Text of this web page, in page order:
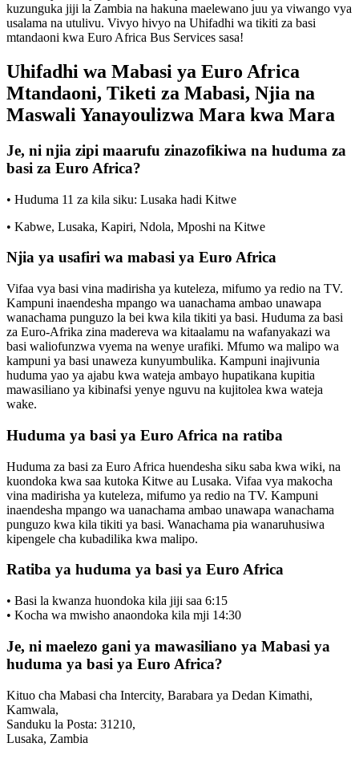
kuzunguka jiji la Zambia na hakuna maelewano juu ya viwango vya
usalama na utulivu. Vivyo hivyo na Uhifadhi wa tikiti za basi
mtandaoni kwa Euro Africa Bus Services sasa!
Uhifadhi wa Mabasi ya Euro Africa
Mtandaoni, Tiketi za Mabasi, Njia na
Maswali Yanayoulizwa Mara kwa Mara
Je, ni njia zipi maarufu zinazofikiwa na huduma za
basi za Euro Africa?
• Huduma 11 za kila siku: Lusaka hadi Kitwe
• Kabwe, Lusaka, Kapiri, Ndola, Mposhi na Kitwe
Njia ya usafiri wa mabasi ya Euro Africa
Vifaa vya basi vina madirisha ya kuteleza, mifumo ya redio na TV.
Kampuni inaendesha mpango wa uanachama ambao unawapa
wanachama punguzo la bei kwa kila tikiti ya basi. Huduma za basi
za Euro-Afrika zina madereva wa kitaalamu na wafanyakazi wa
basi waliofunzwa vyema na wenye urafiki. Mfumo wa malipo wa
kampuni ya basi unaweza kunyumbulika. Kampuni inajivunia
huduma yao ya ajabu kwa wateja ambayo hupatikana kupitia
mawasiliano ya kibinafsi yenye nguvu na kujitolea kwa wateja
wake.
Huduma ya basi ya Euro Africa na ratiba
Huduma za basi za Euro Africa huendesha siku saba kwa wiki, na
kuondoka kwa saa kutoka Kitwe au Lusaka. Vifaa vya makocha
vina madirisha ya kuteleza, mifumo ya redio na TV. Kampuni
inaendesha mpango wa uanachama ambao unawapa wanachama
punguzo kwa kila tikiti ya basi. Wanachama pia wanaruhusiwa
kipengele cha kubadilika kwa malipo.
Ratiba ya huduma ya basi ya Euro Africa
• Basi la kwanza huondoka kila jiji saa 6:15
• Kocha wa mwisho anaondoka kila mji 14:30
Je, ni maelezo gani ya mawasiliano ya Mabasi ya
huduma ya basi ya Euro Africa?
Kituo cha Mabasi cha Intercity, Barabara ya Dedan Kimathi,
Kamwala,
Sanduku la Posta: 31210,
Lusaka, Zambia